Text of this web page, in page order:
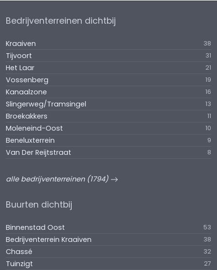
Bedrijventerreinen dichtbij
Kraaiven 38
Tijvoort 31
Het Laar 21
Vossenberg 19
Kanaalzone 16
Slingerweg/Tramsingel 13
Broekakkers 11
Moleneind-Oost 10
Beneluxterrein 9
Van Der Reijtstraat 8
alle bedrijventerreinen (1794)
Buurten dichtbij
Binnenstad Oost 53
Bedrijventerrein Kraaiven 38
Chassé 32
Tuinzigt 27